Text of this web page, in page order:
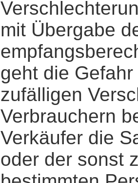
mit Übergabe
geht die
zufälligen
Verbrauchern
Verkäufer die
oder der sonst